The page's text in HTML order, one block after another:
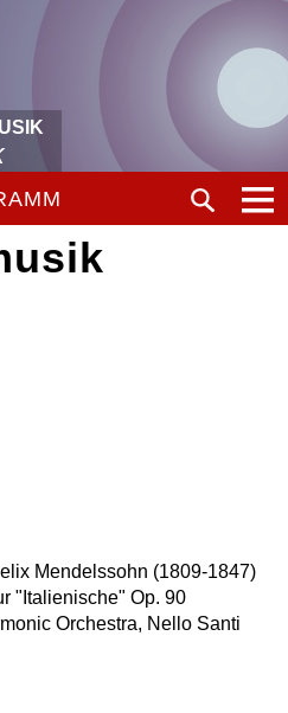
Mendelssohn (1809-1847)
"Italienische" Op. 90
Orchestra, Nello Santi